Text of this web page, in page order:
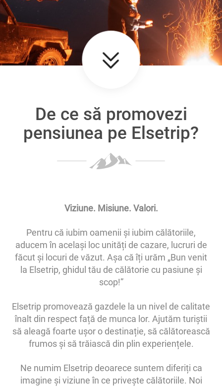
De ce să promovezi
pensiunea pe Elsetrip?
Viziune. Misiune. Valori.
Pentru că iubim oamenii și iubim călătoriile,
aducem în același loc unități de cazare, lucruri de
făcut și locuri de văzut. Așa că îți urăm „Bun venit
la Elsetrip, ghidul tău de călătorie cu pasiune și
scop!”
Elsetrip promovează gazdele la un nivel de calitate
înalt din respect față de munca lor. Ajutăm turiștii
să aleagă foarte ușor o destinație, să călătorească
frumos și să trăiască din plin experiențele.
Ne numim Elsetrip deoarece suntem diferiți ca
imagine și viziune în ce privește călătoriile. Noi